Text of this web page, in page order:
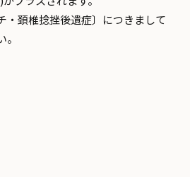
頚椎捻挫後遺症〕につきまして